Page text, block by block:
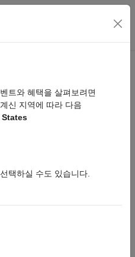
뉴 토글
트와 혜택을 살펴보려면
신 지역에 따라 다음
택하실 수도 있습니다.